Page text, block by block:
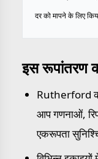
दर को मापने के लिए
इस रूपांतरण
Rutherford
आप गणनाओं,
एकरूपता